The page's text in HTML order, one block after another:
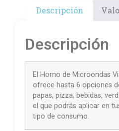
Descripción
Descripción
El Horno de Microondas
ofrece hasta 6 opciones
papas, pizza, bebidas,
el que podrás aplicar en
tipo de consumo.